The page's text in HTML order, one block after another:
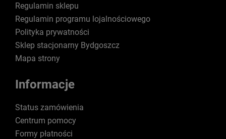
Regulamin sklepu
Regulamin programu lojalnościowego
Polityka prywatności
Sklep stacjonarny Bydgoszcz
Mapa strony
Informacje
Status zamówienia
Centrum pomocy
Formy płatności